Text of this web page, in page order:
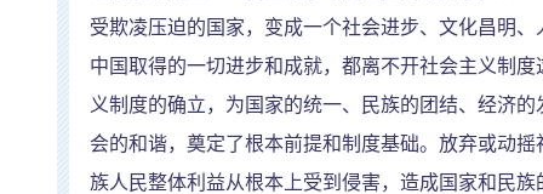
受欺凌压迫的国家，变成一个社会进步、文化昌明
中国取得的一切进步和成就，都离不开社会主义制
义制度的确立，为国家的统一、民族的团结、经济
会的和谐，奠定了根本前提和制度基础。放弃或动
族人民整体利益从根本上受到侵害，造成国家和民